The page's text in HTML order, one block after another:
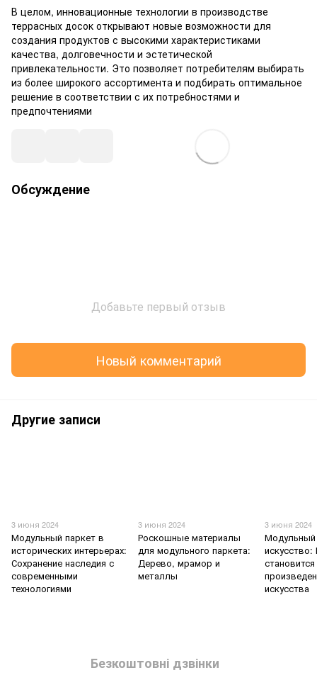
В целом, инновационные технологии в производстве
террасных досок открывают новые возможности для
создания продуктов с высокими характеристиками
качества, долговечности и эстетической
привлекательности. Это позволяет потребителям выбирать
из более широкого ассортимента и подбирать оптимальное
решение в соответствии с их потребностями и
предпочтениями
Обсуждение
Добавьте первый отзыв
Новый комментарий
Другие записи
3 июня 2024
Модульный паркет в
исторических интерьерах:
Сохранение наследия с
современными
технологиями
3 июня 2024
Роскошные материалы
для модульного паркета:
Дерево, мрамор и
металлы
3 июня 2024
Модульный
становится
искусства
Безкоштовні дзвінки